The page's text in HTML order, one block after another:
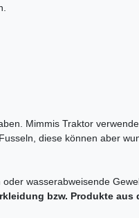
Mimmis Traktor
diese können aber
wasserabweisende
bzw. Produkte